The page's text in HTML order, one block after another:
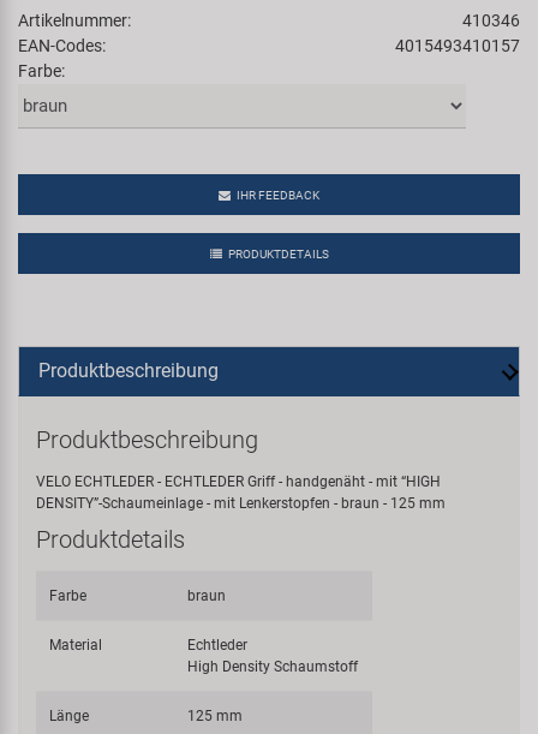
Markenübersicht
Artikelnummer:
410346
EAN-Codes:
4015493410157
Farbe:
IHR FEEDBACK
PRODUKTDETAILS
Produktbeschreibung
Produktbeschreibung
VELO ECHTLEDER - ECHTLEDER Griff - handgenäht - mit “HIGH
DENSITY”-Schaumeinlage - mit Lenkerstopfen - braun - 125 mm
Produktdetails
Farbe braun
Material
Echtleder
High Density Schaumstoff
Länge 125 mm